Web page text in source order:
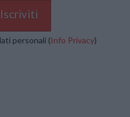
personali (Info Privacy)